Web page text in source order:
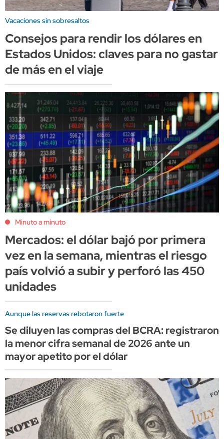
Vacaciones sin sobresaltos
Consejos para rendir los dólares en
Estados Unidos: claves para no gastar
de más en el viaje
Minuto a minuto
Mercados: el dólar bajó por primera
vez en la semana, mientras el riesgo
país volvió a subir y perforó las 450
unidades
Aunque las reservas rebotaron fuerte
Se diluyen las compras del BCRA: registraron
la menor cifra semanal de 2026 ante un
mayor apetito por el dólar